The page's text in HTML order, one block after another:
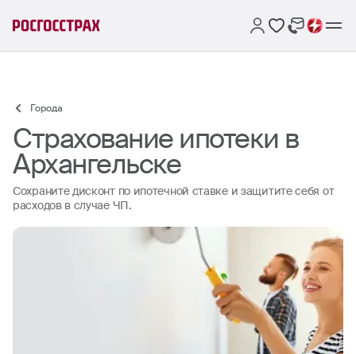
Города
Страхование ипотеки в
Архангельске
Сохраните дисконт по ипотечной ставке и защитите себя от
расходов в случае ЧП.